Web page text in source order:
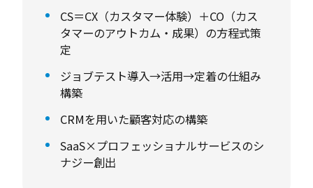
やす」ため、カスタマーサクセスを募集するに
至りました。
— 業務内容
ャリア形成していただくことも可能です。
CS＝CX（カスタマー体験）＋CO（カス
タマーのアウトカム・成果）の方程式策
定
ジョブテスト導入→活用→定着の仕組み
構築
CRMを用いた顧客対応の構築
SaaS×プロフェッショナルサービスのシ
ナジー創出